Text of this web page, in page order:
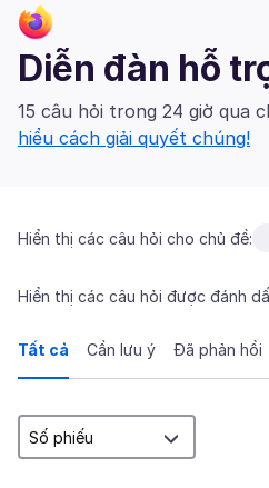
Diễn đàn hỗ
15 câu hỏi trong 24 giờ qua
hiểu cách giải quyết chúng!
Hiển thị các câu hỏi cho chủ đề:
Hiển thị các câu hỏi được đánh
Tất cả Cần lưu ý Đã phản hồi